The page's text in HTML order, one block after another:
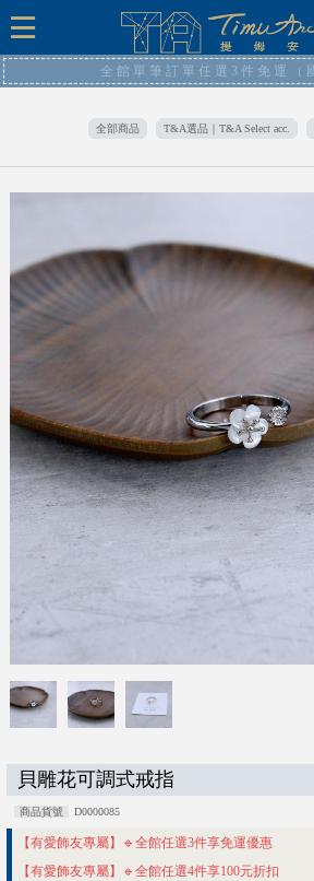
全館單筆訂單任選3件免運（
全部商品 T&A選品｜T&A Select acc.
貝雕花可調式戒指
【有愛飾友專屬】🔹全館任選3件享免運優惠
【有愛飾友專屬】🔹全館任選4件享100元折扣
商品貨號 D0000085